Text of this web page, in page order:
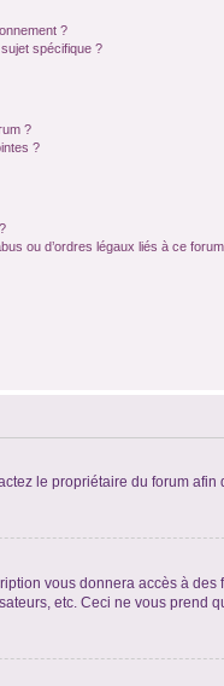
?
spécifique ?
?
?
ou d’ordres légaux liés à ce
le propriétaire du forum
vous donnera accès à
etc. Ceci ne vous prend